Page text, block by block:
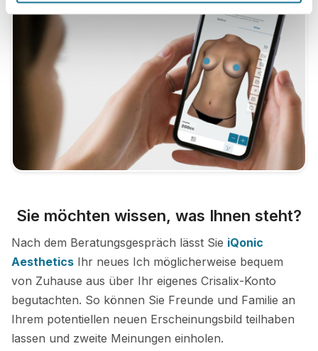
Sie möchten wissen, was Ihnen steht?
Nach dem Beratungsgespräch lässt Sie iQonic
Aesthetics Ihr neues Ich möglicherweise bequem
von Zuhause aus über Ihr eigenes Crisalix-Konto
begutachten. So können Sie Freunde und Familie an
Ihrem potentiellen neuen Erscheinungsbild teilhaben
lassen und zweite Meinungen einholen.